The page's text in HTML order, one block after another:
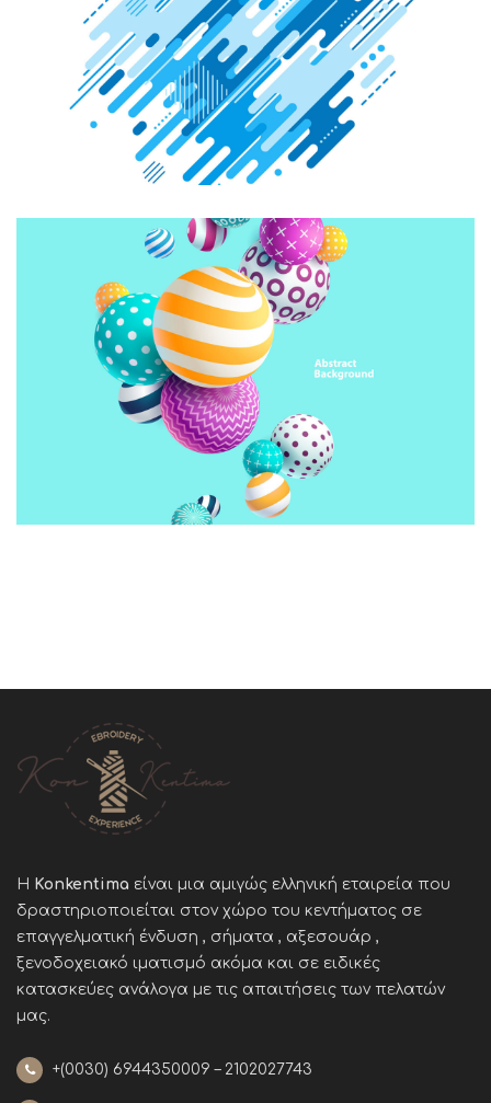
Graphic Design
CREATIVE DESIGN
Illustration
Η Konkentima είναι μια αμιγώς ελληνική εταιρεία που
δραστηριοποιείται στον χώρο του κεντήματος σε
επαγγελματική ένδυση , σήματα , αξεσουάρ ,
ξενοδοχειακό ιματισμό ακόμα και σε ειδικές
κατασκεύες ανάλογα με τις απαιτήσεις των πελατών
μας.
+(0030) 6944350009 – 2102027743